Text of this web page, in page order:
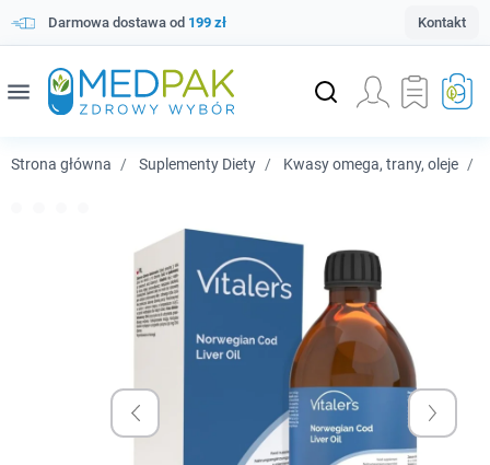
Darmowa dostawa od 199 zł Kontakt
menu
Strona główna Suplementy Diety Kwasy omega, trany, oleje